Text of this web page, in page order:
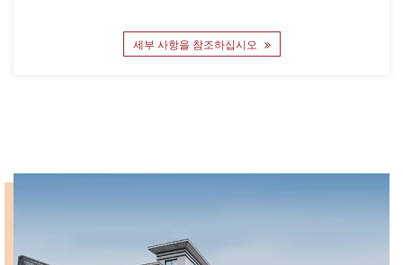
세부 사항을 참조하십시오